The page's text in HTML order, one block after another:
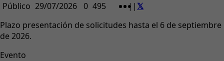
Público 29/07/2026 0 495 | |
Plazo presentación de solicitudes hasta el 6 de septiembre
de 2026.
Evento